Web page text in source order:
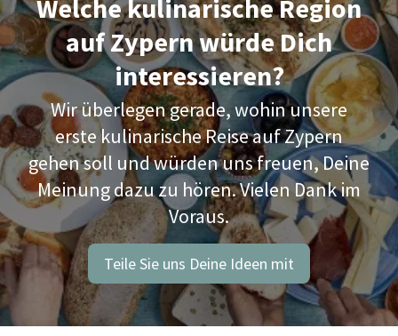
Welche kulinarische Region
auf Zypern würde Dich
interessieren?
Wir überlegen gerade, wohin unsere
erste kulinarische Reise auf Zypern
gehen soll und würden uns freuen, Deine
Meinung dazu zu hören. Vielen Dank im
Voraus.
Teile Sie uns Deine Ideen mit